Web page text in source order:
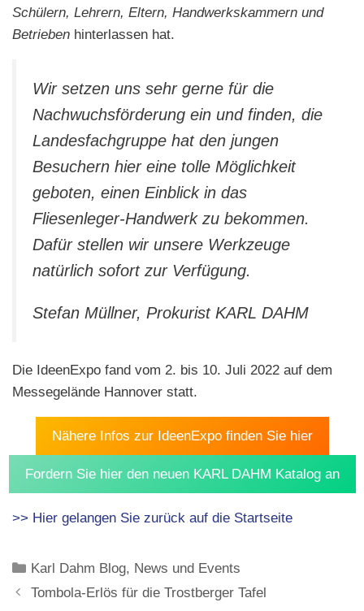
Schülern, Lehrern, Eltern, Handwerkskammern und
Betrieben hinterlassen hat.
Wir setzen uns sehr gerne für die
Nachwuchsförderung ein und finden, die
Landesfachgruppe hat den jungen
Besuchern hier eine tolle Möglichkeit
geboten, einen Einblick in das
Fliesenleger-Handwerk zu bekommen.
Dafür stellen wir unsere Werkzeuge
natürlich sofort zur Verfügung.
Stefan Müllner, Prokurist KARL DAHM
Die IdeenExpo fand vom 2. bis 10. Juli 2022 auf dem
Messegelände Hannover statt.
Nähere Infos zur IdeenExpo finden Sie hier
Fordern Sie hier den neuen KARL DAHM Katalog an
>> Hier gelangen Sie zurück auf die Startseite
Kategorien
Karl Dahm Blog, News und Events
Tombola-Erlös für die Trostberger Tafel